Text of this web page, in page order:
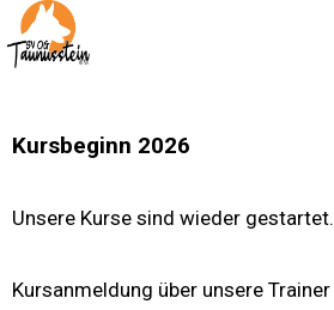
Kursbeginn 2026
Unsere Kurse sind wieder gestartet.
Kursanmeldung über unsere Trainer